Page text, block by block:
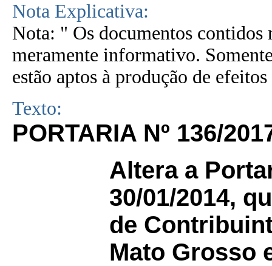
Nota Explicativa:
Nota: " Os documentos contidos
meramente informativo.
estão aptos à produção de
Texto:
PORTARIA Nº 136/
Altera a
30/01/2014,
de
Mato Grosso